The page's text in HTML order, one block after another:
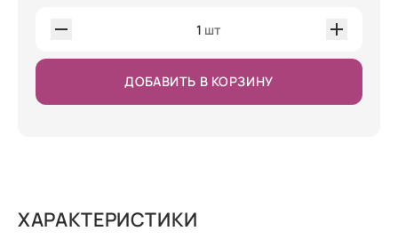
1 шт
ДОБАВИТЬ В КОРЗИНУ
ХАРАКТЕРИСТИКИ